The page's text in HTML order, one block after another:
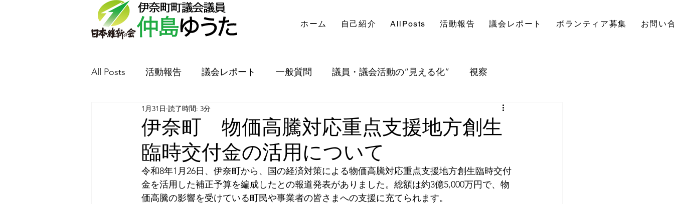
ホーム 自己紹介 AllPosts 活動報告 議会レポート ボランティア募集 お問い
All Posts 活動報告 議会レポート 一般質問 議員・議会活動の“見える化” 視察
防犯丸山新聞 要望書提出等
伊奈町 物価高騰対応重点支援地方創生
臨時交付金の活用について
1月31日 読了時間: 3分
令和8年1月26日、伊奈町から、国の経済対策による物価高騰対応重点支援地方創生臨時交付
金を活用した補正予算を編成したとの報道発表がありました。総額は約3億5,000万円で、物
価高騰の影響を受けている町民や事業者の皆さまへの支援に充てられます。